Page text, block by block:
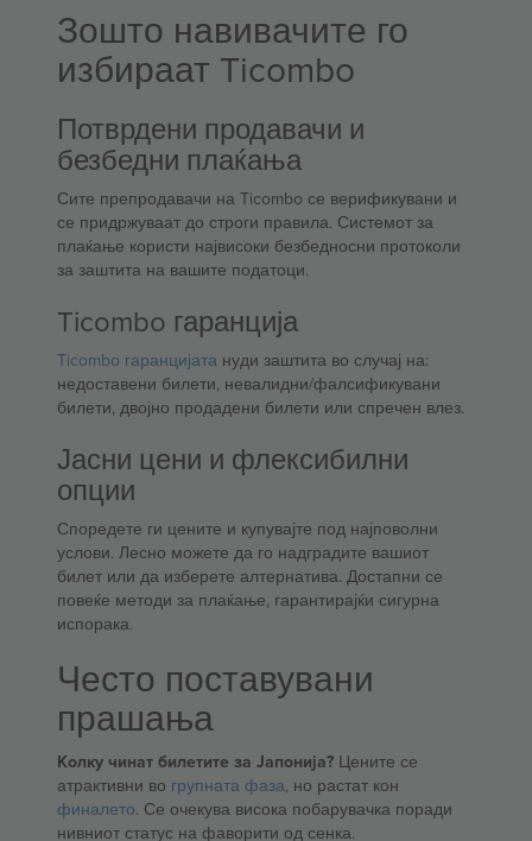
Зошто навивачите го
избираат Ticombo
Потврдени продавачи и
безбедни плаќања
Сите препродавачи на Ticombo се верификувани и
се придржуваат до строги правила. Системот за
плаќање користи највисоки безбедносни протоколи
за заштита на вашите податоци.
Ticombo гаранција
Ticombo гаранцијата нуди заштита во случај на:
недоставени билети, невалидни/фалсификувани
билети, двојно продадени билети или спречен влез.
Јасни цени и флексибилни
опции
Споредете ги цените и купувајте под најповолни
услови. Лесно можете да го надградите вашиот
билет или да изберете алтернатива. Достапни се
повеќе методи за плаќање, гарантирајќи сигурна
испорака.
Често поставувани
прашања
Колку чинат билетите за Јапонија? Цените се
атрактивни во групната фаза, но растат кон
финалето. Се очекува висока побарувачка поради
нивниот статус на фаворити од сенка.